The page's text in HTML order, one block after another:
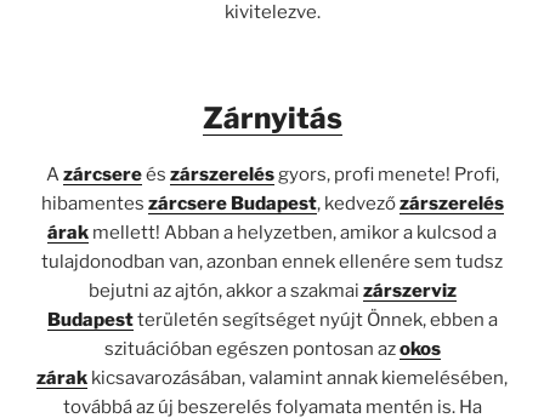
kivitelezve.
Zárnyitás
Azárcsereés zárszerelésgyors, profi menete! Profi,
hibamentes zárcsere Budapest, kedvezőzárszerelés
árak mellett! Abban a helyzetben, amikor a kulcsod a
tulajdonodban van, azonban ennek ellenére sem tudsz
bejutni az ajtón, akkor a szakmai zárszerviz
Budapestterületén segítséget nyújt Önnek, ebben a
szituációban egészen pontosan azokos
zárak kicsavarozásában, valamint annak kiemelésében,
továbbá az új beszerelés folyamata mentén is. Ha